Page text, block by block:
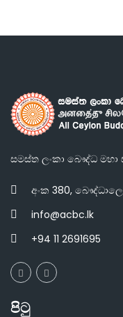
සමස්ත ලංකා බෞද්ධ
අංක 380,
info@acbc.lk
+94 11 2691695
පිටු